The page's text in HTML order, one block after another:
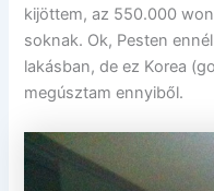
kijöttem, az 550.000
soknak. Ok, Pesten
lakásban, de ez Korea
megúsztam ennyiből.